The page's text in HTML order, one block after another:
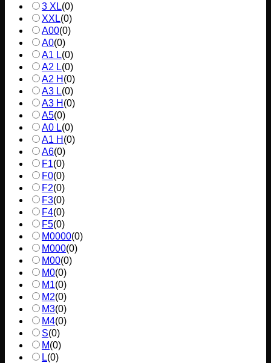
3 XL(0)
XXL(0)
A00(0)
A0(0)
A1 L(0)
A2 L(0)
A2 H (0)
A3 L(0)
A3 H (0)
A5(0)
A0 L(0)
A1 H (0)
A6(0)
F1(0)
F0(0)
F2(0)
F3(0)
F4(0)
F5(0)
M0000(0)
M000(0)
M00(0)
M0(0)
M1(0)
M2(0)
M3(0)
M4(0)
S(0)
M(0)
L(0)